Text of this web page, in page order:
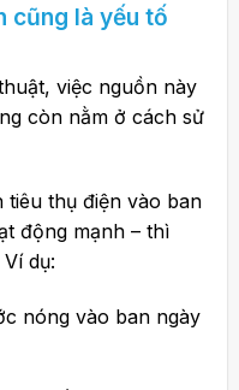
cũng là yếu tố
việc nguồn này
còn nằm ở cách sử
tiêu thụ điện vào ban
động mạnh – thì
dụ:
nóng vào ban ngày